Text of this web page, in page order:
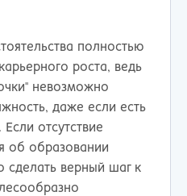
полностью
роста, ведь
невозможно
даже если есть
отсутствие
об образовании
сделать верный шаг к